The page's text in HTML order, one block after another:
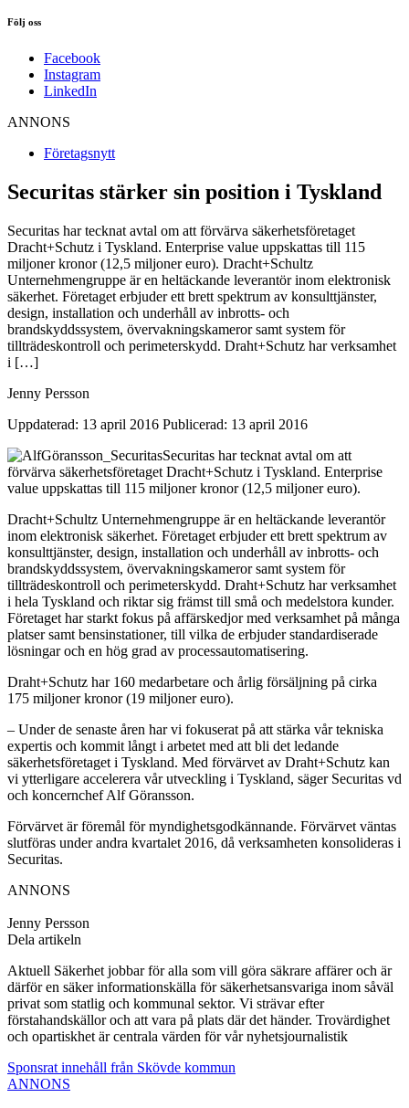
Följ oss
Facebook
Instagram
LinkedIn
ANNONS
Företagsnytt
Securitas stärker sin position i Tyskland
Securitas har tecknat avtal om att förvärva säkerhetsföretaget
Dracht+Schutz i Tyskland. Enterprise value uppskattas till 115
miljoner kronor (12,5 miljoner euro). Dracht+Schultz
Unternehmengruppe är en heltäckande leverantör inom elektronisk
säkerhet. Företaget erbjuder ett brett spektrum av konsulttjänster,
design, installation och underhåll av inbrotts- och
brandskyddssystem, övervakningskameror samt system för
tillträdeskontroll och perimeterskydd. Draht+Schutz har verksamhet
i […]
Jenny Persson
Uppdaterad: 13 april 2016 Publicerad: 13 april 2016
Securitas har tecknat avtal om att
förvärva säkerhetsföretaget Dracht+Schutz i Tyskland. Enterprise
value uppskattas till 115 miljoner kronor (12,5 miljoner euro).
Dracht+Schultz Unternehmengruppe är en heltäckande leverantör
inom elektronisk säkerhet. Företaget erbjuder ett brett spektrum av
konsulttjänster, design, installation och underhåll av inbrotts- och
brandskyddssystem, övervakningskameror samt system för
tillträdeskontroll och perimeterskydd. Draht+Schutz har verksamhet
i hela Tyskland och riktar sig främst till små och medelstora kunder.
Företaget har starkt fokus på affärskedjor med verksamhet på många
platser samt bensinstationer, till vilka de erbjuder standardiserade
lösningar och en hög grad av processautomatisering.
Draht+Schutz har 160 medarbetare och årlig försäljning på cirka
175 miljoner kronor (19 miljoner euro).
– Under de senaste åren har vi fokuserat på att stärka vår tekniska
expertis och kommit långt i arbetet med att bli det ledande
säkerhetsföretaget i Tyskland. Med förvärvet av Draht+Schutz kan
vi ytterligare accelerera vår utveckling i Tyskland, säger Securitas vd
och koncernchef Alf Göransson.
Förvärvet är föremål för myndighetsgodkännande. Förvärvet väntas
slutföras under andra kvartalet 2016, då verksamheten konsolideras i
Securitas.
ANNONS
Jenny Persson
Dela artikeln
Aktuell Säkerhet jobbar för alla som vill göra säkrare affärer och är
därför en säker informationskälla för säkerhetsansvariga inom såväl
privat som statlig och kommunal sektor. Vi strävar efter
förstahandskällor och att vara på plats där det händer. Trovärdighet
och opartiskhet är centrala värden för vår nyhetsjournalistik
Sponsrat innehåll från Skövde kommun
ANNONS